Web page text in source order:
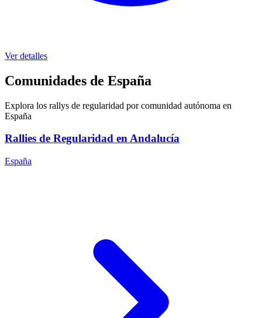
Ver detalles
Comunidades de España
Explora los rallys de regularidad por comunidad autónoma en
España
Rallies de Regularidad en Andalucía
España